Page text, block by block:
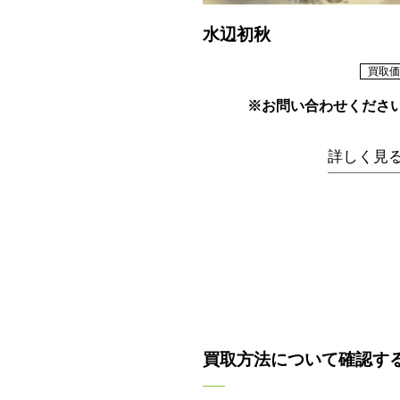
水辺初秋
買取
※お問い合わせください
詳しく見
買取方法について確認す